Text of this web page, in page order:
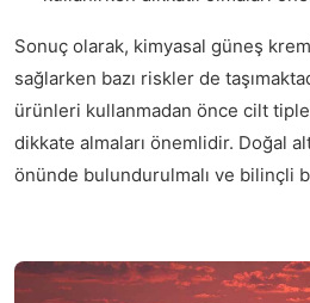
Sonuç olarak, kimyasal güneş
sağlarken bazı riskler de
ürünleri kullanmadan önce cilt
dikkate almaları önemlidir. Doğal
önünde bulundurulmalı ve bilinçli